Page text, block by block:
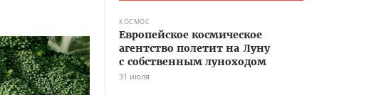
КОСМОС
Европейское космическое
агентство полетит на Луну
с собственным луноходом
31 июля